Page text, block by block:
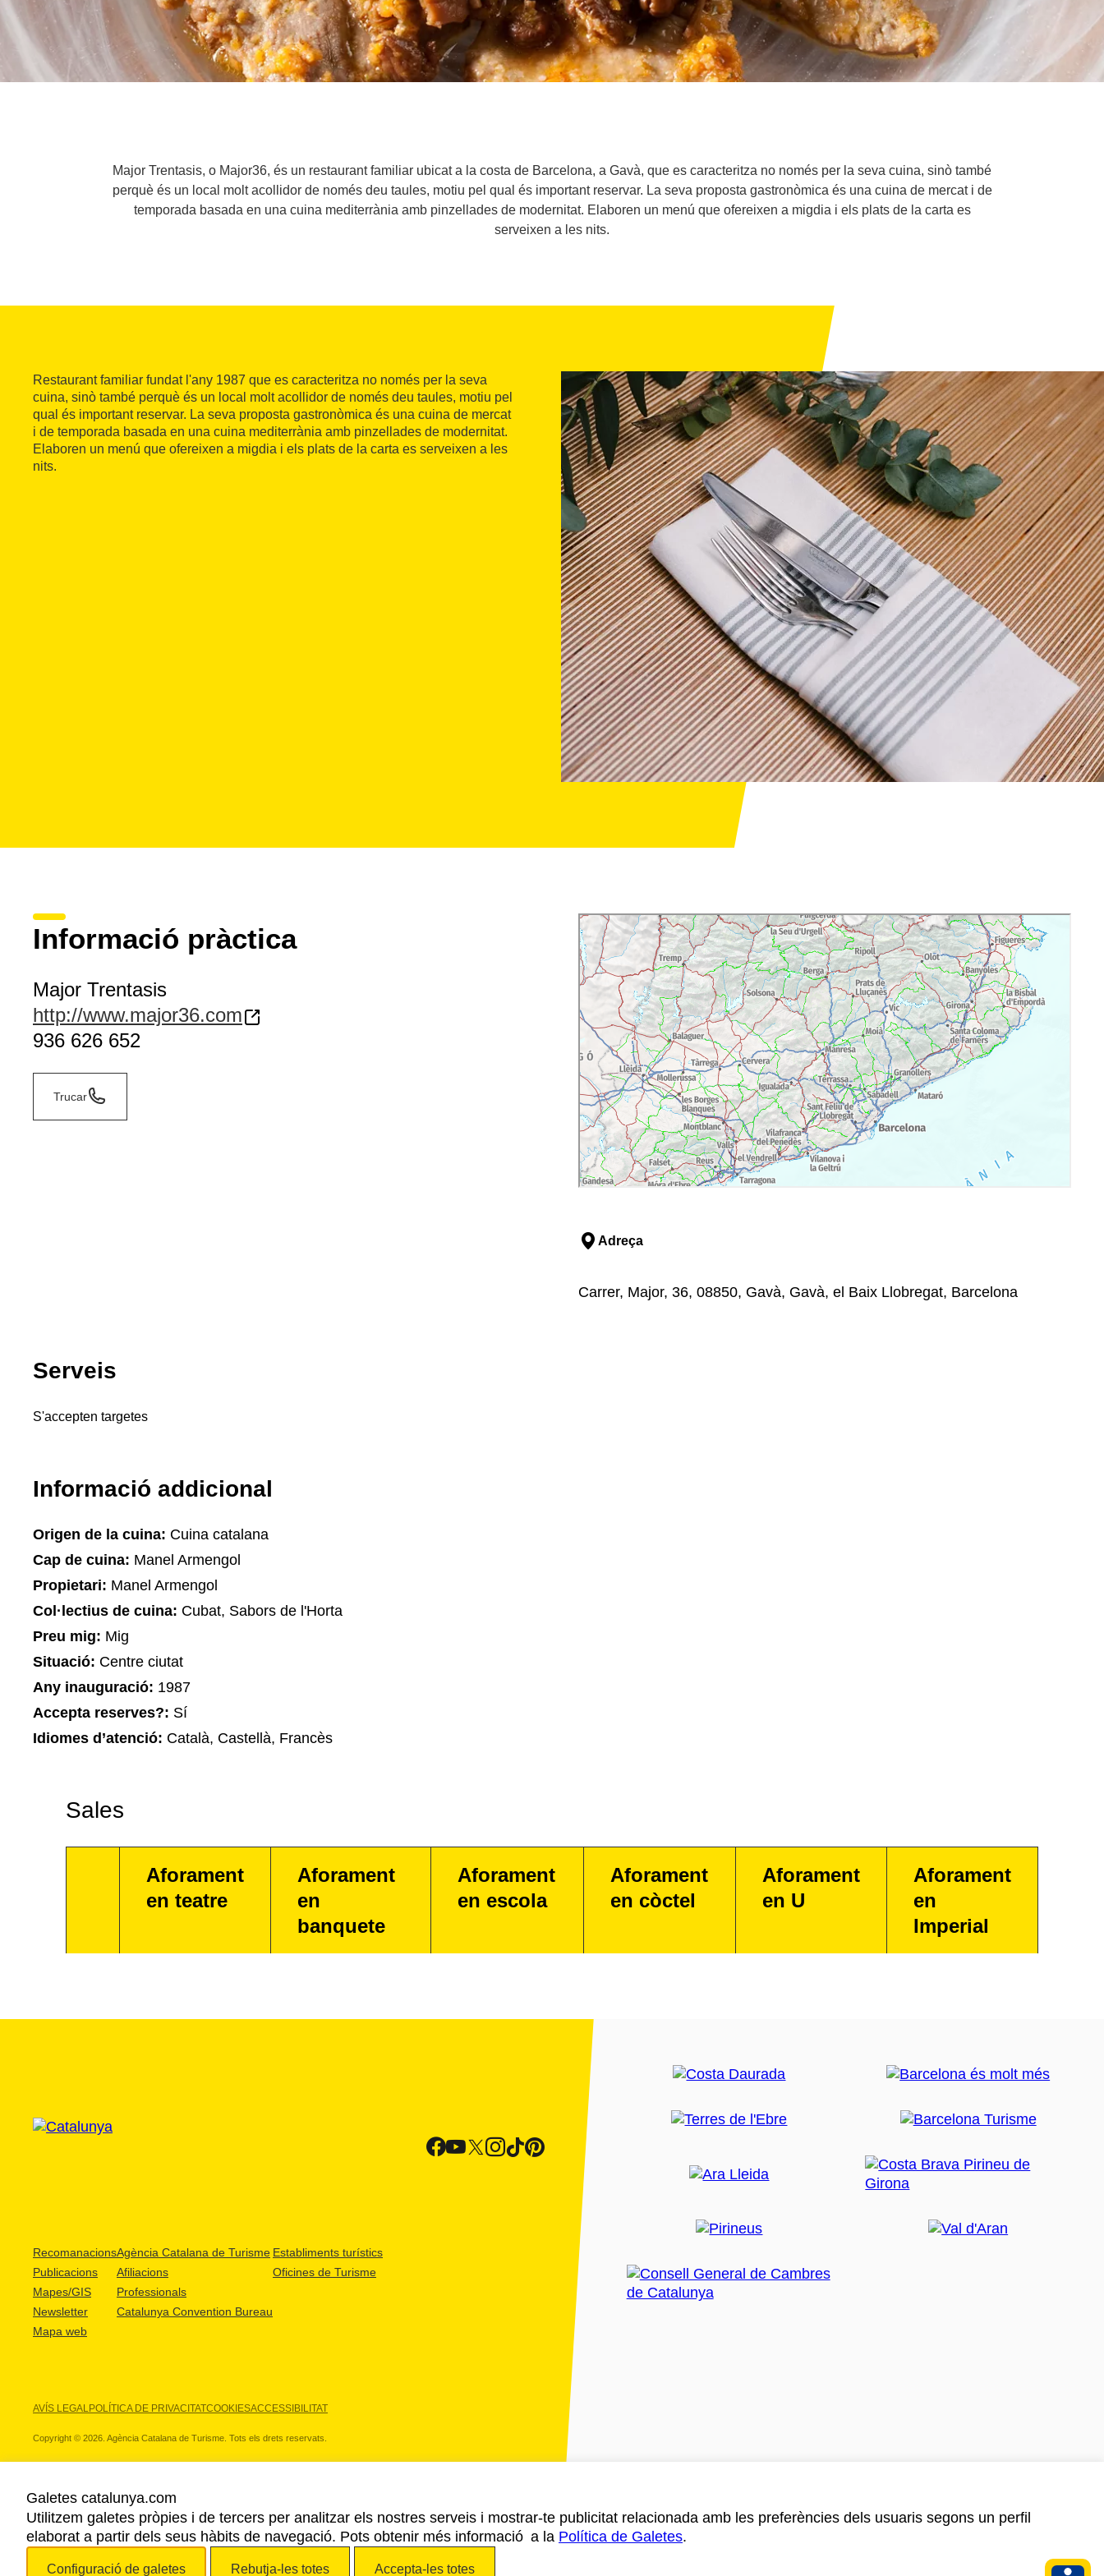
Major Trentasis, o Major36, és un restaurant familiar ubicat a la costa de Barcelona, a Gavà, que es caracteritza no només per la seva cuina, sinò també
perquè és un local molt acollidor de només deu taules, motiu pel qual és important reservar. La seva proposta gastronòmica és una cuina de mercat i de
temporada basada en una cuina mediterrània amb pinzellades de modernitat. Elaboren un menú que ofereixen a migdia i els plats de la carta es
serveixen a les nits.
Restaurant familiar fundat l'any 1987 que es caracteritza no només per la seva
cuina, sinò també perquè és un local molt acollidor de només deu taules, motiu pel
qual és important reservar. La seva proposta gastronòmica és una cuina de mercat
i de temporada basada en una cuina mediterrània amb pinzellades de modernitat.
Elaboren un menú que ofereixen a migdia i els plats de la carta es serveixen a les
nits.
Informació pràctica
Major Trentasis
http://www.major36.com
936 626 652
Trucar
Adreça
Carrer, Major, 36, 08850, Gavà, Gavà, el Baix Llobregat, Barcelona
Serveis
S'accepten targetes
Informació addicional
Origen de la cuina: Cuina catalana
Cap de cuina: Manel Armengol
Propietari: Manel Armengol
Col·lectius de cuina: Cubat, Sabors de l'Horta
Preu mig: Mig
Situació: Centre ciutat
Any inauguració: 1987
Accepta reserves?: Sí
Idiomes d’atenció: Català, Castellà, Francès
Sales
Aforament
en teatre
Aforament
en
banquete
Aforament
en escola
Aforament
en còctel
Aforament
en U
Aforament
en
Imperial
Recomanacions
Publicacions
Mapes/GIS
Newsletter
Mapa web
Agència Catalana de Turisme
Afiliacions
Professionals
Catalunya Convention Bureau
Establiments turístics
Oficines de Turisme
AVÍS LEGALPOLÍTICA DE PRIVACITATCOOKIESACCESSIBILITAT
Copyright © 2026. Agència Catalana de Turisme. Tots els drets reservats.
ELS NOSTRES PARTNERS
Galetes catalunya.com
Utilitzem galetes pròpies i de tercers per analitzar els nostres serveis i mostrar-te publicitat relacionada amb les preferències dels usuaris segons un perfil
elaborat a partir dels seus hàbits de navegació. Pots obtenir més informació a la Política de Galetes.
Configuració de galetes Rebutja-les totes Accepta-les totes